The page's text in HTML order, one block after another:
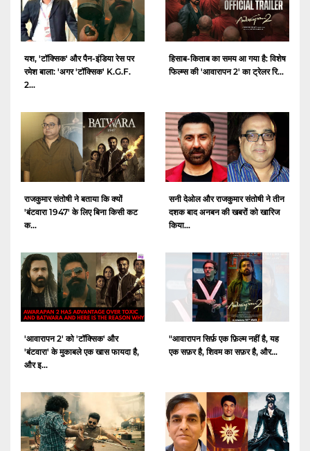
यश, 'टॉक्सिक' और पैन-इंडिया रेस पर
रमेश बाला: 'अगर 'टॉक्सिक' K.G.F.
2...
हिसाब-किताब का समय आ गया है: विशेष
फिल्म्स की 'आवारापन 2' का ट्रेलर रि...
राजकुमार संतोषी ने बताया कि क्यों
'बंटवारा 1947' के लिए बिना किसी कट
क...
सनी देओल और राजकुमार संतोषी ने तीन
दशक बाद अनबन की खबरों को खारिज
किया...
'आवारापन 2' को 'टॉक्सिक' और
'बंटवारा' के मुकाबले एक खास फायदा है,
और इ...
"आवारापन सिर्फ़ एक फ़िल्म नहीं है, यह
एक सफ़र है, शिवम का सफ़र है, और...